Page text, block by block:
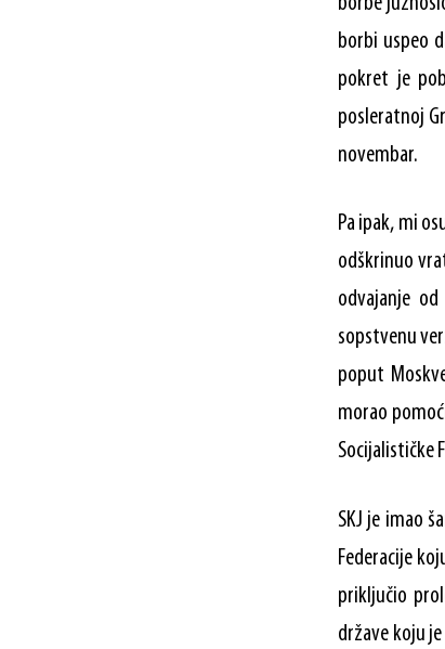
borbi uspeo
pokret je
posleratnoj
novembar.
Pa ipak, mi
odškrinuo
odvajanje
sopstvenu
poput
morao
Socijalističke
SKJ je imao
Federacije
priključio
države koju